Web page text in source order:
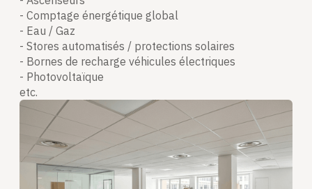
- Comptage énergétique global
- Eau / Gaz
- Stores automatisés / protections solaires
- Bornes de recharge véhicules électriques
- Photovoltaïque
etc.